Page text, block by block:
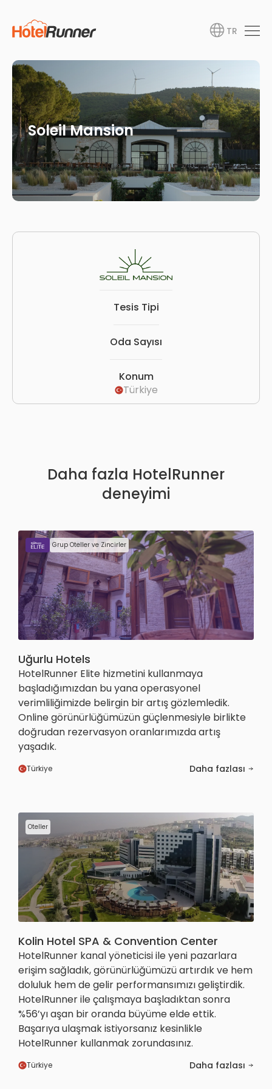
TR
Soleil Mansion
Tesis Tipi
Oda Sayısı
Konum
Türkiye
Daha fazla HotelRunner
deneyimi
Grup Oteller ve Zincirler
Uğurlu Hotels
HotelRunner Elite hizmetini kullanmaya
başladığımızdan bu yana operasyonel
verimliliğimizde belirgin bir artış gözlemledik.
Online görünürlüğümüzün güçlenmesiyle birlikte
doğrudan rezervasyon oranlarımızda artış
yaşadık.
Türkiye Daha fazlası
Oteller
Kolin Hotel SPA & Convention Center
HotelRunner kanal yöneticisi ile yeni pazarlara
erişim sağladık, görünürlüğümüzü artırdık ve hem
doluluk hem de gelir performansımızı geliştirdik.
HotelRunner ile çalışmaya başladıktan sonra
%56’yı aşan bir oranda büyüme elde ettik.
Başarıya ulaşmak istiyorsanız kesinlikle
HotelRunner kullanmak zorundasınız.
Türkiye Daha fazlası